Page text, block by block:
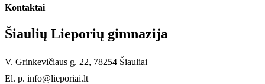
Kontaktai
Šiaulių Lieporių gimnazija
V. Grinkevičiaus g. 22, 78254 Šiauliai
El. p. info@lieporiai.lt